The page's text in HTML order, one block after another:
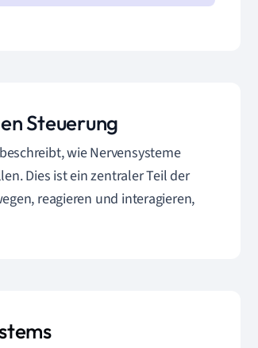
Steuerung
beschreibt, wie Nervensysteme
Dies ist ein zentraler Teil der
reagieren und interagieren,